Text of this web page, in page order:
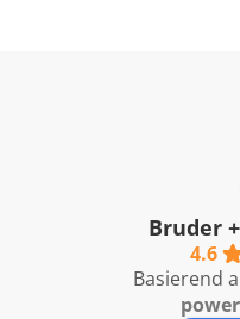
Bruder
4.6
Basierend